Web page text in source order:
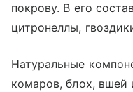
покрову. В его
цитронеллы,
Натуральные
комаров, блох,